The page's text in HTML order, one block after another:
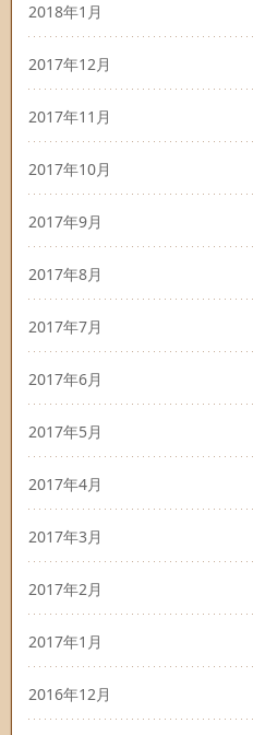
2018年1月
2017年12月
2017年11月
2017年10月
2017年9月
2017年8月
2017年7月
2017年6月
2017年5月
2017年4月
2017年3月
2017年2月
2017年1月
2016年12月